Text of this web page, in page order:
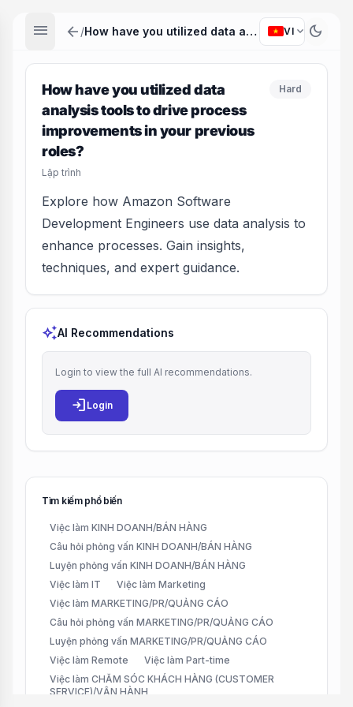
menu arrow_back / How have you utilized data analysis tools to drive process improvements in your previous roles? VI expand_more dark_mode
How have you utilized data
analysis tools to drive process
improvements in your previous
roles?
Lập trình
Hard
Explore how Amazon Software
Development Engineers use data analysis to
enhance processes. Gain insights,
techniques, and expert guidance.
auto_awesomeAI Recommendations
Login to view the full AI recommendations.
login Login
Tìm kiếm phổ biến
Việc làm KINH DOANH/BÁN HÀNG
Câu hỏi phỏng vấn KINH DOANH/BÁN HÀNG
Luyện phỏng vấn KINH DOANH/BÁN HÀNG
Việc làm IT
Việc làm Marketing
Việc làm MARKETING/PR/QUẢNG CÁO
Câu hỏi phỏng vấn MARKETING/PR/QUẢNG CÁO
Luyện phỏng vấn MARKETING/PR/QUẢNG CÁO
Việc làm Remote
Việc làm Part-time
Việc làm CHĂM SÓC KHÁCH HÀNG (CUSTOMER
SERVICE)/VẬN HÀNH